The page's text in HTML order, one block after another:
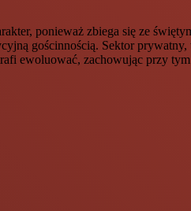
ponieważ zbiega się ze
gościnnością. Sektor
ewoluować, zachowując przy